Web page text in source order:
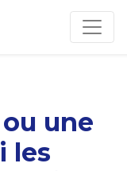
ou une
les